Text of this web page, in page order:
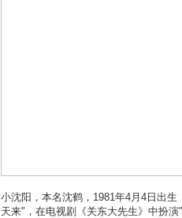
小沈阳，本名沈鹤，1981年4月4日出
天来"，在电视剧《关东大先生》中扮